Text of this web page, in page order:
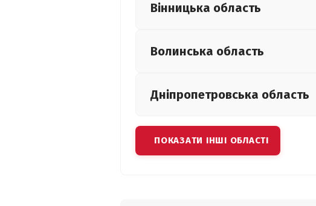
Вінницька область
Волинська область
Дніпропетровська область
ПОКАЗАТИ ІНШІ ОБЛАСТІ